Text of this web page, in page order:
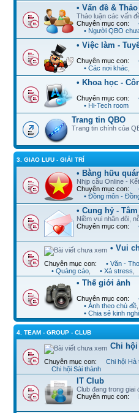
• Vấn đề &
Thảo luận các vấn
Chuyên mục con:
• Người QBO
• Việc làm -
Chuyên mục con:
• Các nơi khác
• Khoa học -
Chuyên mục con:
• Hi-Tech room
Trang tin QBO
Trang tin chính của
3. GIAO LƯU - GIẢI TRÍ
• Bằng hữu
Nhịp cầu Online -
Chuyên mục con:
• Đồng môn -
• Cung hỷ -
Niềm vui nhân đôi,
Chuyên mục con:
• Vui
Chuyên mục con: • Văn -
• Quảng cáo
• Xả stress
• Thế giới ảnh
Chuyên mục con:
• Ảnh theo chủ đề
• Chia sẻ kinh
4. TEAM - GROUP - CLUB
Chi
Chuyên mục con: Chi hội Hà
Chi hội Sài thành
IT Club
Club đang trong giai
Chuyên mục con: